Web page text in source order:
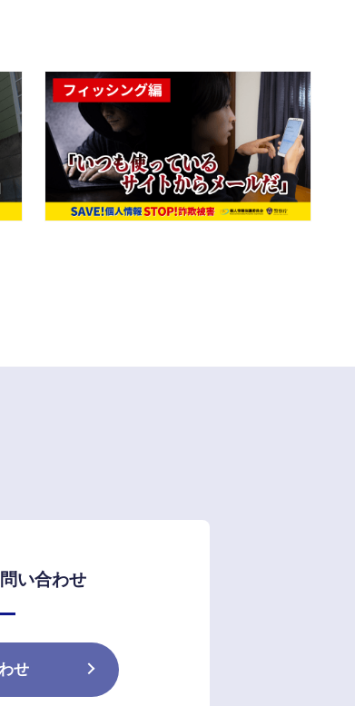
い合わせ
せ